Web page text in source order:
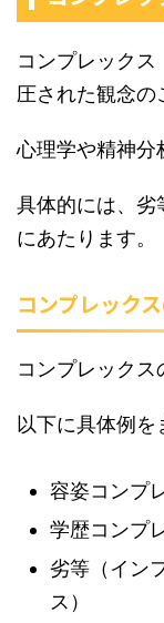
コンプレック
圧された観念の
心理学や精神分
具体的には、劣
にあたります。
コンプレック
コンプレックス
以下に具体例を
容姿コンプ
学歴コンプ
劣等（イン
ス）